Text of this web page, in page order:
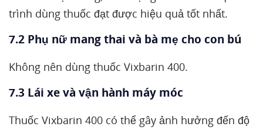
trình dùng thuốc đạt được hiệu quả tốt nhất.
7.2 Phụ nữ mang thai và bà mẹ cho con bú
Không nên dùng thuốc Vixbarin 400.
7.3 Lái xe và vận hành máy móc
Thuốc Vixbarin 400 có thể gây ảnh hưởng đến độ